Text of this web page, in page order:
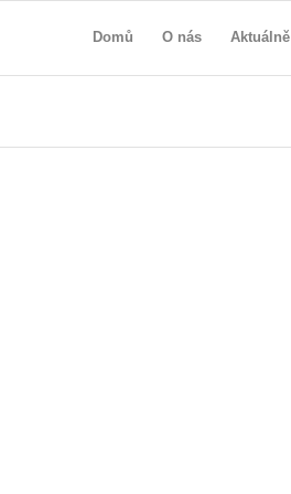
Domů O nás Aktuálně